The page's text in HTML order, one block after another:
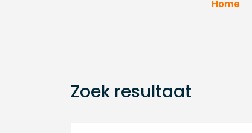
Home
Zoek resultaat